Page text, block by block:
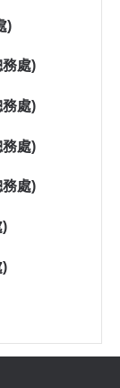
)
處)
處)
處)
處)